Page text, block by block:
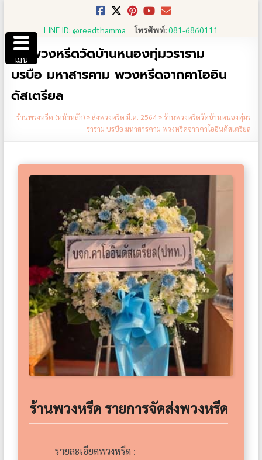
content
LINE ID: @reedthamma โทรศัพท์:081-6860111
ร้านพวงหรีดวัดบ้านหนองทุ่มวราราม
บรบือ มหาสารคาม พวงหรีดจากคาโออิน
ดัสเตรียล
ร้านพวงหรีด (หน้าหลัก)»ส่งพวงหรีด มี.ค. 2564»ร้านพวงหรีดวัดบ้านหนองทุ่มว
ราราม บรบือ มหาสารคาม พวงหรีดจากคาโออินดัสเตรียล
ร้านพวงหรีด รายการจัดส่งพวงหรีด
รายละเอียดพวงหรีด :
เมนู